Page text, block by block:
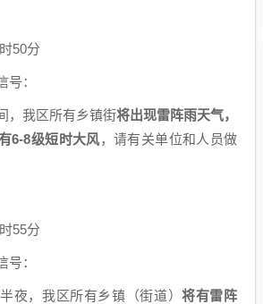
50分
号：
，我区所有乡镇街将出现雷阵雨天气，
6-8级短时大风，请有关单位和人员做
55分
号：
夜，我区所有乡镇（街道）将有雷阵